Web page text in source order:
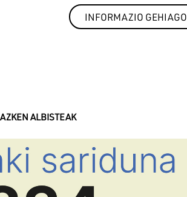
INFORMAZIO GEHIAGO
AZKEN ALBISTEAK